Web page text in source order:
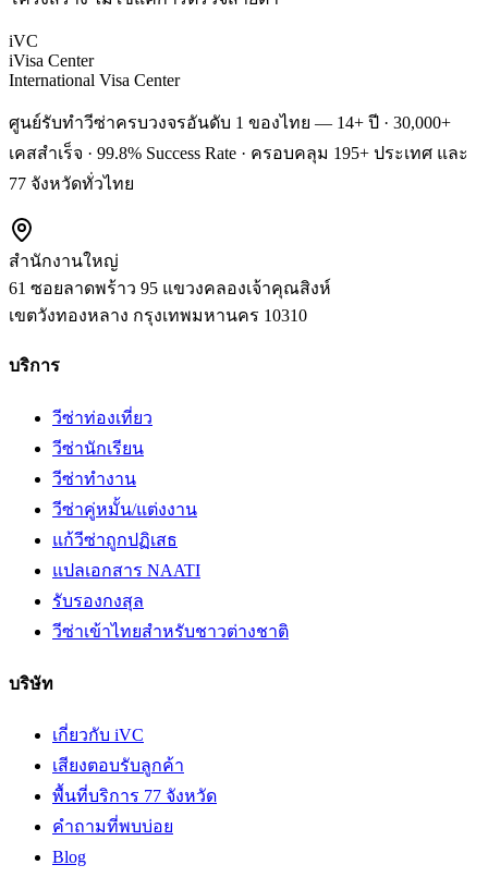
iVC
iVisa Center
International Visa Center
ศูนย์รับทำวีซ่าครบวงจรอันดับ 1 ของไทย — 14+ ปี · 30,000+
เคสสำเร็จ · 99.8% Success Rate · ครอบคลุม 195+ ประเทศ และ
77 จังหวัดทั่วไทย
สำนักงานใหญ่
61 ซอยลาดพร้าว 95 แขวงคลองเจ้าคุณสิงห์
เขตวังทองหลาง กรุงเทพมหานคร 10310
บริการ
วีซ่าท่องเที่ยว
วีซ่านักเรียน
วีซ่าทำงาน
วีซ่าคู่หมั้น/แต่งงาน
แก้วีซ่าถูกปฏิเสธ
แปลเอกสาร NAATI
รับรองกงสุล
วีซ่าเข้าไทยสำหรับชาวต่างชาติ
บริษัท
เกี่ยวกับ iVC
เสียงตอบรับลูกค้า
พื้นที่บริการ 77 จังหวัด
คำถามที่พบบ่อย
Blog